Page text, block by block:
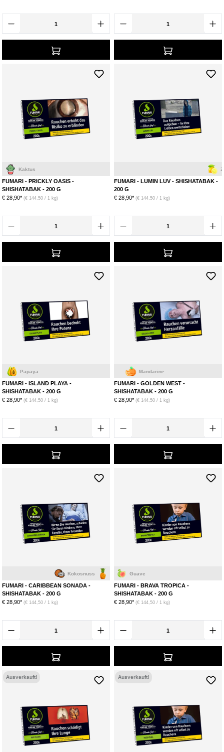
FUMARI - PRICKLY OASIS -
SHISHATABAK - 200 G
€ 28,90* (€ 144,50 / 1 kg)
Zitrone
FUMARI - LUMIN LUV - SHISHATABAK -
200 G
€ 28,90* (€ 144,50 / 1 kg)
Papaya
FUMARI - ISLAND PLAYA -
SHISHATABAK - 200 G
€ 28,90* (€ 144,50 / 1 kg)
Mandarine
FUMARI - GOLDEN WEST -
SHISHATABAK - 200 G
€ 28,90* (€ 144,50 / 1 kg)
Kokosnuss Ananas
FUMARI - CARIBBEAN SONADA -
SHISHATABAK - 200 G
€ 28,90* (€ 144,50 / 1 kg)
Guave
FUMARI - BRAVA TROPICA -
SHISHATABAK - 200 G
€ 28,90* (€ 144,50 / 1 kg)
Ausverkauft! Ausverkauft!